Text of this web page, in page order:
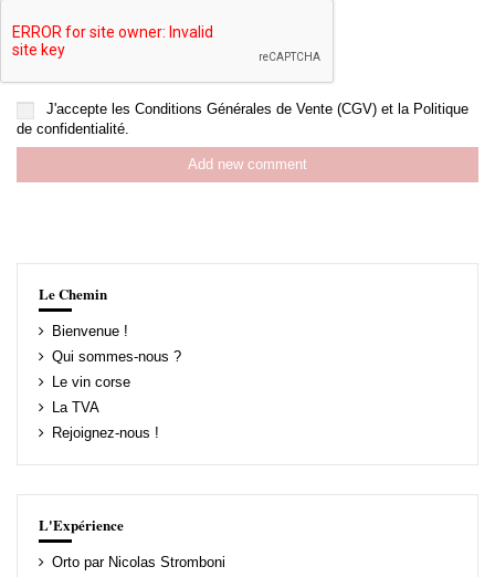
J'accepte les Conditions Générales de Vente (CGV)et la Politique
de confidentialité.
Add new comment
Le Chemin
Bienvenue !
Qui sommes-nous ?
Le vin corse
La TVA
Rejoignez-nous !
L'Expérience
Orto par Nicolas Stromboni